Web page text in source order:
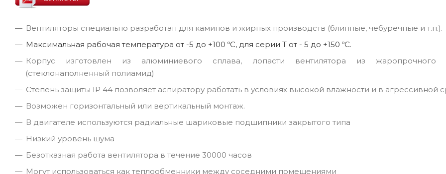
Вентиляторы специально разработан для каминов и жирных производств (блинные, чебуречные и т.п.).
Максимальная рабочая температура от -5 до +100 ºС, для серии Т от - 5 до +150 ºС.
Корпус изготовлен из алюминиевого сплава, лопасти вентилятора из жаропрочного
(стеклонаполненный полиамид)
Степень защиты ІР 44 позволяет аспиратору работать в условиях высокой влажности и в агрессивной
Возможен горизонтальный или вертикальный монтаж.
В двигателе используются радиальные шариковые подшипники закрытого типа
Низкий уровень шума
Безотказная работа вентилятора в течение 30000 часов
Могут использоваться как теплообменники между соседними помещениями